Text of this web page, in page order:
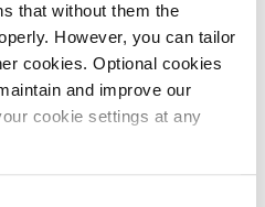
that without them the
However, you can tailor
cookies. Optional cookies
and improve our
cookie settings at any
VR:n
10 senttiä